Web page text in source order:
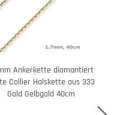
Ankerkette diamantiert
Collier Halskette aus 333
Gold Gelbgold 40cm